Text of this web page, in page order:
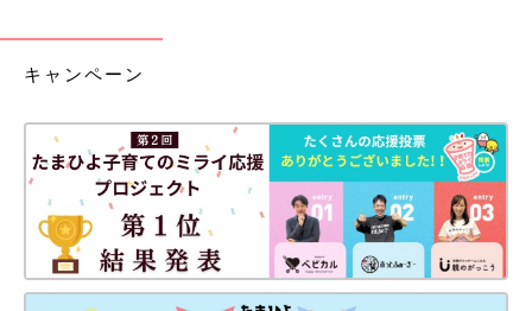
キャンペーン